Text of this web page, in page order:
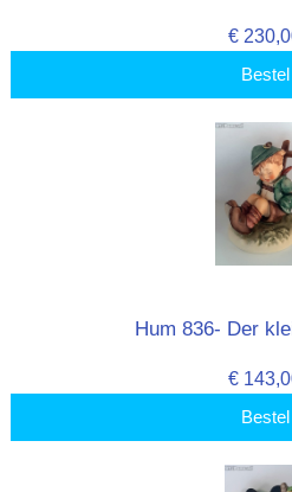
€
Bestel
Hum 836- Der
€
Bestel